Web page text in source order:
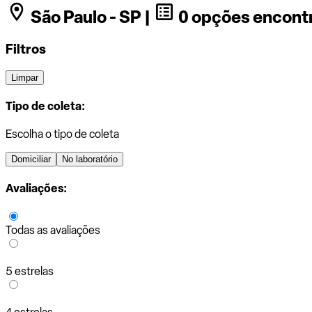
São Paulo - SP |
0 opções
Filtros
Limpar
Tipo de coleta:
Escolha o tipo de coleta
Domiciliar No laboratório
Avaliações:
Todas as avaliações
5 estrelas